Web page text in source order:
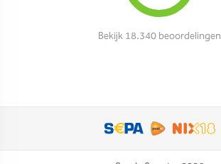
Bekijk 18.340 beoordelingen